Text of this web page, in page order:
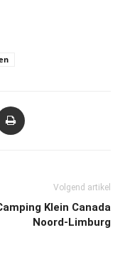
Volgend artikel
Klein Canada
Noord-Limburg